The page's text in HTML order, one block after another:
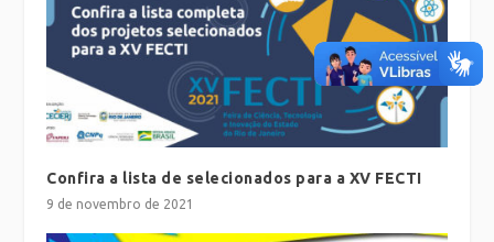
Confira a lista de selecionados para a XV FECTI
9 de novembro de 2021